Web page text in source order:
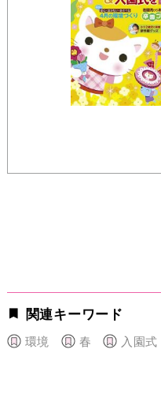
関連キーワード
環境 春 入園式